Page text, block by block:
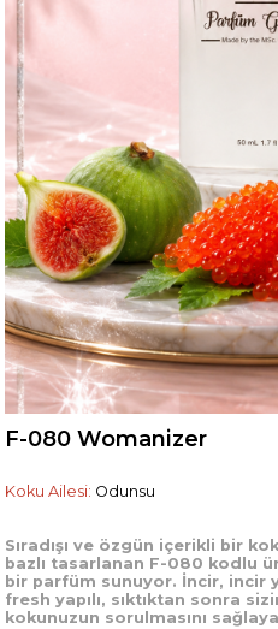
F-080 Womanizer
Koku Ailesi: Odunsu
Sıradışı ve özgün içerikli bir
bazlı tasarlanan F-080 kodlu
bir parfüm sunuyor. İncir, incir
fresh yapılı, sıktıktan sonra
kokunuzun sorulmasını